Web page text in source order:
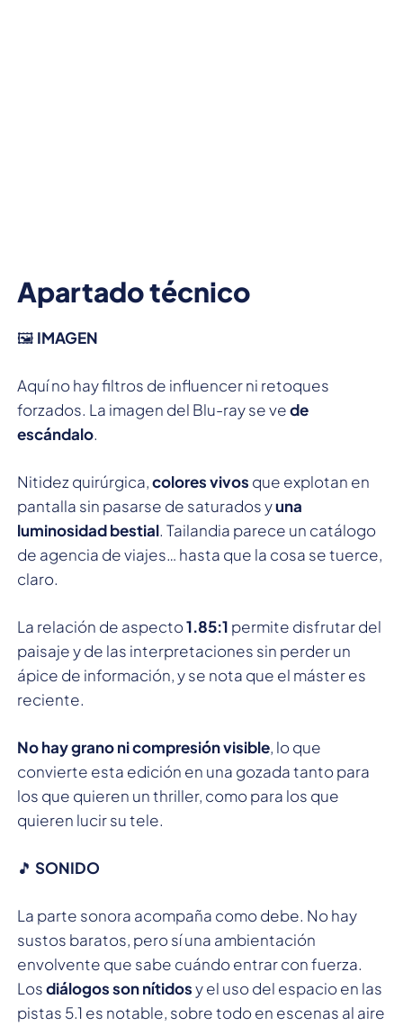
Apartado técnico
🖼️ IMAGEN
Aquí no hay filtros de influencer ni retoques
forzados. La imagen del Blu-ray se vede
escándalo.
Nitidez quirúrgica,colores vivos que explotan en
pantalla sin pasarse de saturados yuna
luminosidad bestial. Tailandia parece un catálogo
de agencia de viajes… hasta que la cosa se tuerce,
claro.
La relación de aspecto1.85:1 permite disfrutar del
paisaje y de las interpretaciones sin perder un
ápice de información, y se nota que el máster es
reciente.
No hay grano ni compresión visible, lo que
convierte esta edición en una gozada tanto para
los que quieren un thriller, como para los que
quieren lucir su tele.
🎵 SONIDO
La parte sonora acompaña como debe. No hay
sustos baratos, pero sí una ambientación
envolvente que sabe cuándo entrar con fuerza.
Losdiálogos son nítidosy el uso del espacio en las
pistas 5.1 es notable, sobre todo en escenas al aire